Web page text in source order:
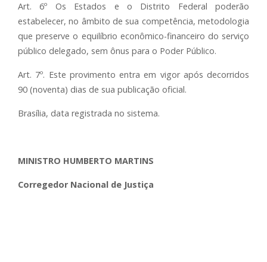
Art. 6º Os Estados e o Distrito Federal poderão
estabelecer, no âmbito de sua competência, metodologia
que preserve o equilíbrio econômico-financeiro do serviço
público delegado, sem ônus para o Poder Público.
Art. 7º. Este provimento entra em vigor após decorridos
90 (noventa) dias de sua publicação oficial.
Brasília, data registrada no sistema.
MINISTRO HUMBERTO MARTINS
Corregedor Nacional de Justiça